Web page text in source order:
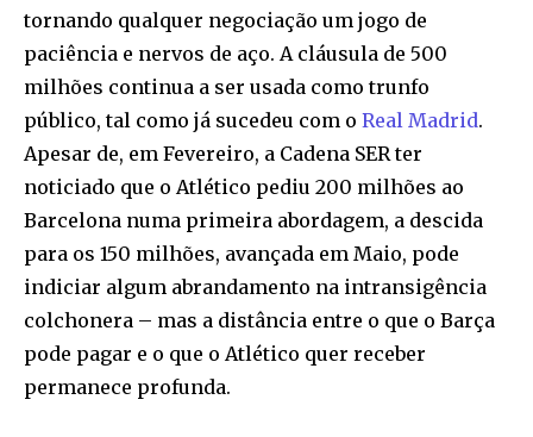
tornando qualquer negociação um jogo de
paciência e nervos de aço. A cláusula de 500
milhões continua a ser usada como trunfo
público, tal como já sucedeu com o Real Madrid.
Apesar de, em Fevereiro, a Cadena SER ter
noticiado que o Atlético pediu 200 milhões ao
Barcelona numa primeira abordagem, a descida
para os 150 milhões, avançada em Maio, pode
indiciar algum abrandamento na intransigência
colchonera – mas a distância entre o que o Barça
pode pagar e o que o Atlético quer receber
permanece profunda.